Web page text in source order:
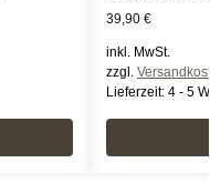
39,90 €
inkl. MwSt.
zzgl.
Lieferzeit: 4 - 5